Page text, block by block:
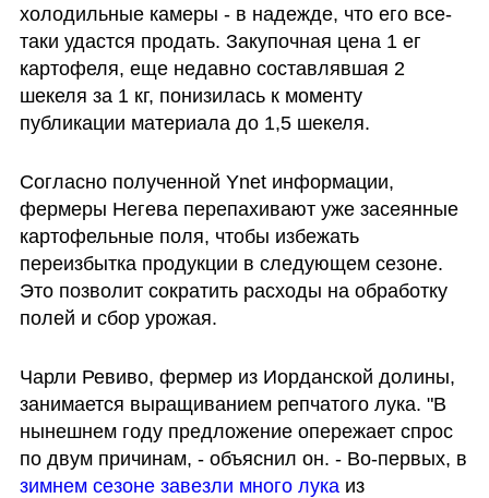
холодильные камеры - в надежде, что его все-
таки удастся продать. Закупочная цена 1 ег
картофеля, еще недавно составлявшая 2
шекеля за 1 кг, понизилась к моменту
публикации материала до 1,5 шекеля.
Согласно полученной Ynet информации,
фермеры Негева перепахивают уже засеянные
картофельные поля, чтобы избежать
переизбытка продукции в следующем сезоне.
Это позволит сократить расходы на обработку
полей и сбор урожая.
Чарли Ревиво, фермер из Иорданской долины,
занимается выращиванием репчатого лука. "В
нынешнем году предложение опережает спрос
зимнем сезоне завезли много лука из